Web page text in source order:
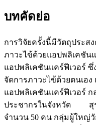
บทคัดย่อ
การวิจัยครั้งนี้มีวัตถุประส
ภาวะไข้ด้วยแอปพลิเคชั
แอปพลิเคชันแคร์ฟีเวอร์
จัดการภาวะไข้ด้วยตนเอ
แอปพลิเคชันแคร์ฟีเวอร์
ประชากรในจังหวัด สุร
จำนวน 50 คน กลุ่มผู้ใหญ่